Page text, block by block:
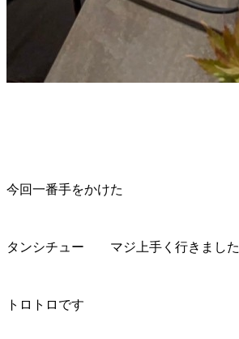
今回一番手をかけた
タンシチュー マジ上手く行きました
トロトロです